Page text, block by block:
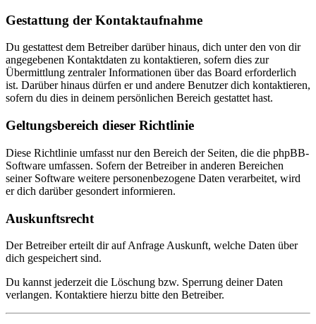
Gestattung der Kontaktaufnahme
Du gestattest dem Betreiber darüber hinaus, dich unter den von dir
angegebenen Kontaktdaten zu kontaktieren, sofern dies zur
Übermittlung zentraler Informationen über das Board erforderlich
ist. Darüber hinaus dürfen er und andere Benutzer dich kontaktieren,
sofern du dies in deinem persönlichen Bereich gestattet hast.
Geltungsbereich dieser Richtlinie
Diese Richtlinie umfasst nur den Bereich der Seiten, die die phpBB-
Software umfassen. Sofern der Betreiber in anderen Bereichen
seiner Software weitere personenbezogene Daten verarbeitet, wird
er dich darüber gesondert informieren.
Auskunftsrecht
Der Betreiber erteilt dir auf Anfrage Auskunft, welche Daten über
dich gespeichert sind.
Du kannst jederzeit die Löschung bzw. Sperrung deiner Daten
verlangen. Kontaktiere hierzu bitte den Betreiber.